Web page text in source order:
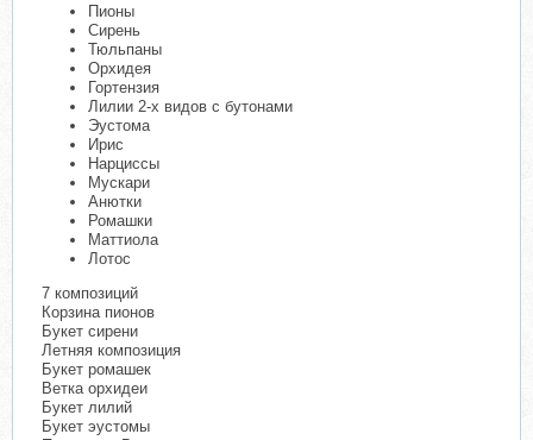
Пионы
Сирень
Тюльпаны
Орхидея
Гортензия
Лилии 2-х видов с бутонами
Эустома
Ирис
Нарциссы
Мускари
Анютки
Ромашки
Маттиола
Лотос
7 композиций
Корзина пионов
Букет сирени
Летняя композиция
Букет ромашек
Ветка орхидеи
Букет лилий
Букет эустомы